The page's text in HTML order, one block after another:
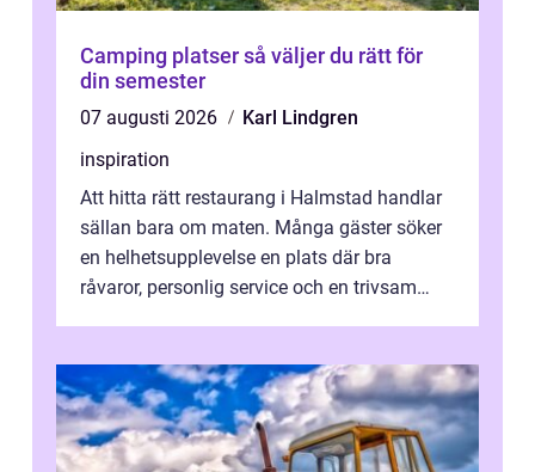
Camping platser så väljer du rätt för
din semester
07 augusti 2026
Karl Lindgren
inspiration
Att hitta rätt restaurang i Halmstad handlar
sällan bara om maten. Många gäster söker
en helhetsupplevelse en plats där bra
råvaror, personlig service och en trivsam